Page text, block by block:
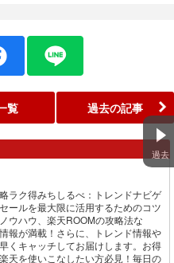
過去
覧 過去の記事
ラク得みちしるべ：トレンドナビゲ
ールを最大限に活用するためのコツ
ウハウ、楽天ROOMの攻略法な
報が満載！さらに、トレンド情報や
くキャッチしてお届けします。お得
天を使いこなしたい方必見！毎日の